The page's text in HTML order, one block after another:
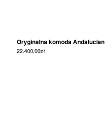
Oryginalna komoda Andalucian
22.400,00zł